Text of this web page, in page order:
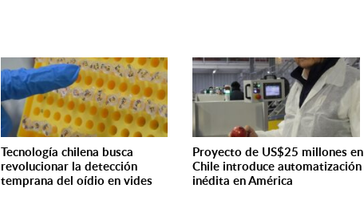
Tecnología chilena busca
revolucionar la detección
temprana del oídio en vides
Proyecto de US$25 millones en
Chile introduce automatización
inédita en América